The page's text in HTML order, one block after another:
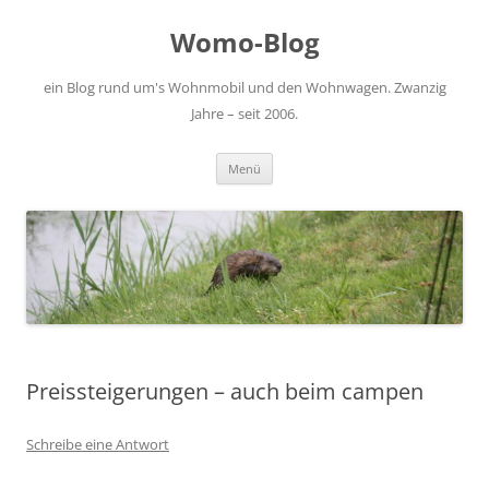
Womo-Blog
ein Blog rund um's Wohnmobil und den Wohnwagen. Zwanzig
Jahre – seit 2006.
Menü
Preissteigerungen – auch beim campen
Schreibe eine Antwort